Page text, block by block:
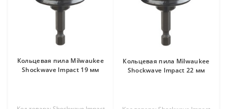
Кольцевая пила Milwaukee
Shockwave Impact 19 мм
Кольцевая пила Milwaukee
Shockwave Impact 22 мм